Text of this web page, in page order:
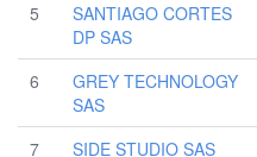
5
SANTIAGO CORTES
DP SAS
6
GREY TECHNOLOGY
SAS
7
SIDE STUDIO SAS